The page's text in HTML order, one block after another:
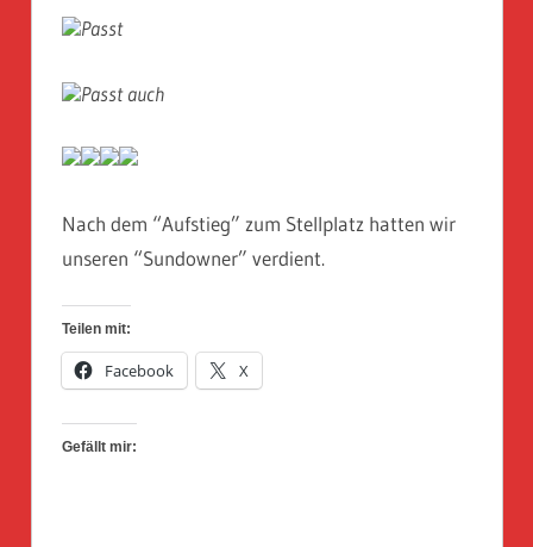
Passt
Passt auch
Nach dem “Aufstieg” zum Stellplatz hatten wir
unseren “Sundowner” verdient.
Teilen mit:
Facebook X
Gefällt mir: